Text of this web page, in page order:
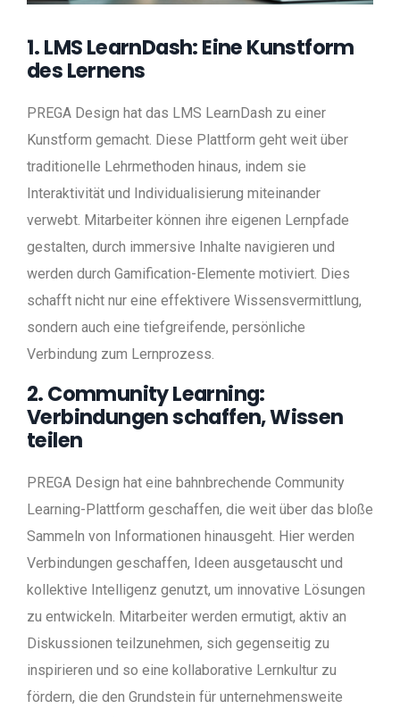
1. LMS LearnDash: Eine Kunstform
des Lernens
PREGA Design hat das LMS LearnDash zu einer
Kunstform gemacht. Diese Plattform geht weit über
traditionelle Lehrmethoden hinaus, indem sie
Interaktivität und Individualisierung miteinander
verwebt. Mitarbeiter können ihre eigenen Lernpfade
gestalten, durch immersive Inhalte navigieren und
werden durch Gamification-Elemente motiviert. Dies
schafft nicht nur eine effektivere Wissensvermittlung,
sondern auch eine tiefgreifende, persönliche
Verbindung zum Lernprozess.
2. Community Learning:
Verbindungen schaffen, Wissen
teilen
PREGA Design hat eine bahnbrechende Community
Learning-Plattform geschaffen, die weit über das bloße
Sammeln von Informationen hinausgeht. Hier werden
Verbindungen geschaffen, Ideen ausgetauscht und
kollektive Intelligenz genutzt, um innovative Lösungen
zu entwickeln. Mitarbeiter werden ermutigt, aktiv an
Diskussionen teilzunehmen, sich gegenseitig zu
inspirieren und so eine kollaborative Lernkultur zu
fördern, die den Grundstein für unternehmensweite